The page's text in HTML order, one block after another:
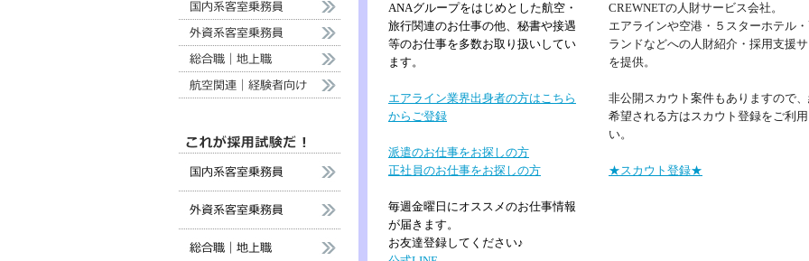
ANAグループをはじめとした航空・
旅行関連のお仕事の他、秘書や接遇
等のお仕事を多数お取り扱いしてい
ます。
エアライン業界出身者の方はこちら
からご登録
派遣のお仕事をお探しの方
正社員のお仕事をお探しの方
毎週金曜日にオススメのお仕事情報
が届きます。
お友達登録してください♪
CREWNETの人財サービス会社。
エアラインや空港・５スターホテル
ランドなどへの人財紹介・採用支援
を提供。
非公開スカウト案件もありますので
希望される方はスカウト登録をご利
い。
★スカウト登録★